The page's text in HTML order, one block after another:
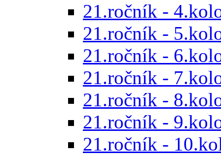
21.ročník -
21.ročník -
21.ročník -
21.ročník -
21.ročník -
21.ročník -
21.ročník -